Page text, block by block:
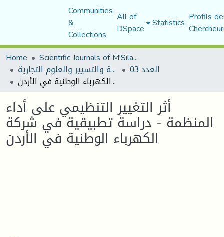
Communities
&
Collections
All of
DSpace Statistics Profils
Home
Scientific Journals of M'Sila University
مجلة العلوم الاقتصادية والتسيير والعلوم التجارية العدد 03
أثر التغيير التنظيمي على أداء المنظمة - دراسة تطبيقية في شركة الكهرباء الوطنية في الأردن
أثر التغيير التنظيمي على أداء
المنظمة - دراسة تطبيقية في شركة
الكهرباء الوطنية في الأردن